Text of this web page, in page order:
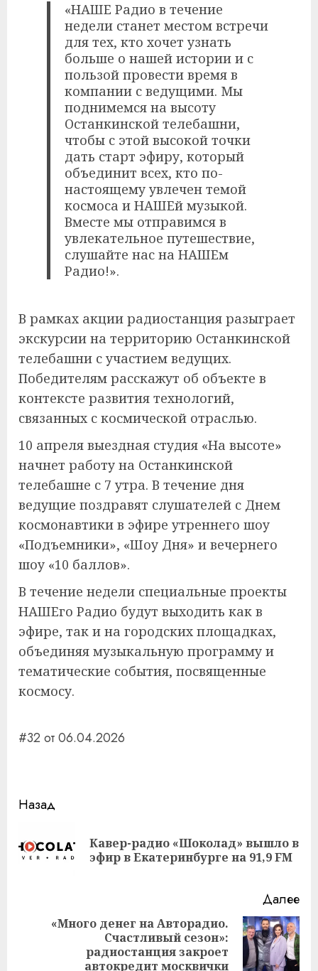
«НАШЕ Радио в течение
недели станет местом встречи
для тех, кто хочет узнать
больше о нашей истории и с
пользой провести время в
компании с ведущими. Мы
поднимемся на высоту
Останкинской телебашни,
чтобы с этой высокой точки
дать старт эфиру, который
объединит всех, кто по-
настоящему увлечен темой
космоса и НАШЕй музыкой.
Вместе мы отправимся в
увлекательное путешествие,
слушайте нас на НАШЕм
Радио!».
В рамках акции радиостанция разыграет
экскурсии на территорию Останкинской
телебашни с участием ведущих.
Победителям расскажут об объекте в
контексте развития технологий,
связанных с космической отраслью.
10 апреля выездная студия «На высоте»
начнет работу на Останкинской
телебашне с 7 утра. В течение дня
ведущие поздравят слушателей с Днем
космонавтики в эфире утреннего шоу
«Подъемники», «Шоу Дня» и вечернего
шоу «10 баллов».
В течение недели специальные проекты
НАШЕго Радио будут выходить как в
эфире, так и на городских площадках,
объединяя музыкальную программу и
тематические события, посвященные
космосу.
#32 от 06.04.2026
Навигация
Назад
Кавер-радио «Шоколад» вышло в
эфир в Екатеринбурге на 91,9 FM
Далее
«Много денег на Авторадио.
Счастливый сезон»:
радиостанция закроет
автокредит москвички